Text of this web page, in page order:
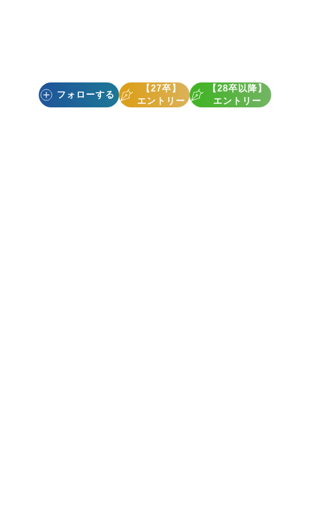
フォローする
【27卒】
エントリー
【28卒以降】
エントリー